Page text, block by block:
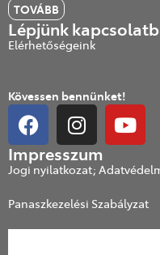
TOVÁBB
Lépjünk
Elérhetőségeink
Kövessen bennünket!
Impresszum
Jogi nyilatkozat;
Panaszkezelési Szabályzat